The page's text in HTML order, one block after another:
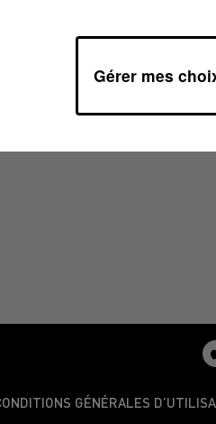
03/2025 À 11H00
GÉNÉRALES
Gérer mes